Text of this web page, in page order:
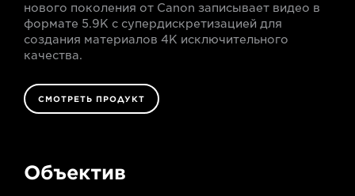
нового поколения от Canon записывает видео в
формате 5.9K с супердискретизацией для
создания материалов 4K исключительного
качества.
СМОТРЕТЬ ПРОДУКТ
Объектив